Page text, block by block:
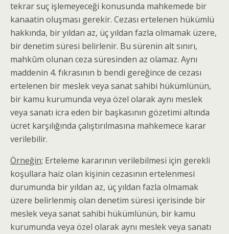
tekrar suç işlemeyeceği konusunda mahkemede bir
kanaatin oluşması gerekir. Cezası ertelenen hükümlü
hakkında, bir yıldan az, üç yıldan fazla olmamak üzere,
bir denetim süresi belirlenir. Bu sürenin alt sınırı,
mahkûm olunan ceza süresinden az olamaz. Aynı
maddenin 4. fıkrasının b bendi gereğince de cezası
ertelenen bir meslek veya sanat sahibi hükümlünün,
bir kamu kurumunda veya özel olarak aynı meslek
veya sanatı icra eden bir başkasının gözetimi altında
ücret karşılığında çalıştırılmasına mahkemece karar
verilebilir.
Örneğin; Erteleme kararının verilebilmesi için gerekli
koşullara haiz olan kişinin cezasının ertelenmesi
durumunda bir yıldan az, üç yıldan fazla olmamak
üzere belirlenmiş olan denetim süresi içerisinde bir
meslek veya sanat sahibi hükümlünün, bir kamu
kurumunda veya özel olarak aynı meslek veya sanatı